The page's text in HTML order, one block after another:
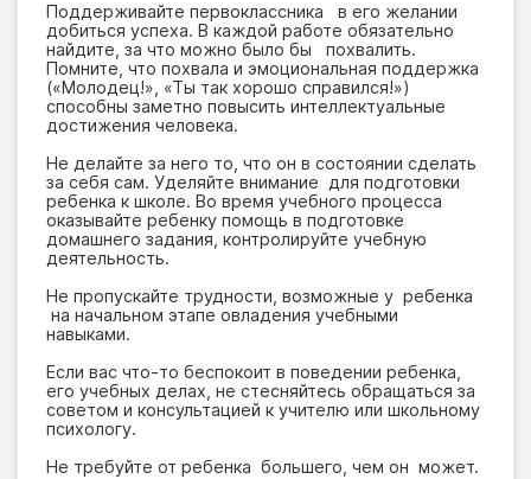
Поддерживайте первоклассника в его желании
добиться успеха. В каждой работе обязательно
найдите, за что можно было бы похвалить.
Помните, что похвала и эмоциональная поддержка
(«Молодец!», «Ты так хорошо справился!»)
способны заметно повысить интеллектуальные
достижения человека.
Не делайте за него то, что он в состоянии сделать
за себя сам. Уделяйте внимание для подготовки
ребенка к школе. Во время учебного процесса
оказывайте ребенку помощь в подготовке
домашнего задания, контролируйте учебную
деятельность.
Не пропускайте трудности, возможные у ребенка
на начальном этапе овладения учебными
навыками.
Если вас что-то беспокоит в поведении ребенка,
его учебных делах, не стесняйтесь обращаться за
советом и консультацией к учителю или школьному
психологу.
Не требуйте от ребенка большего, чем он может.